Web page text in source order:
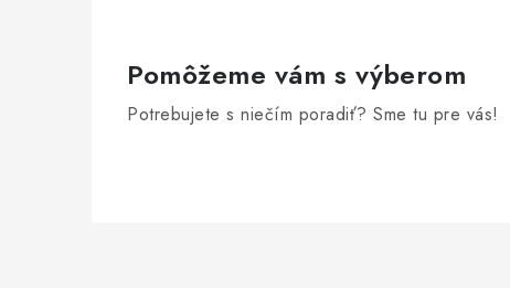
Pomôžeme vám s výberom
Potrebujete s niečím poradiť? Sme tu pre vás!